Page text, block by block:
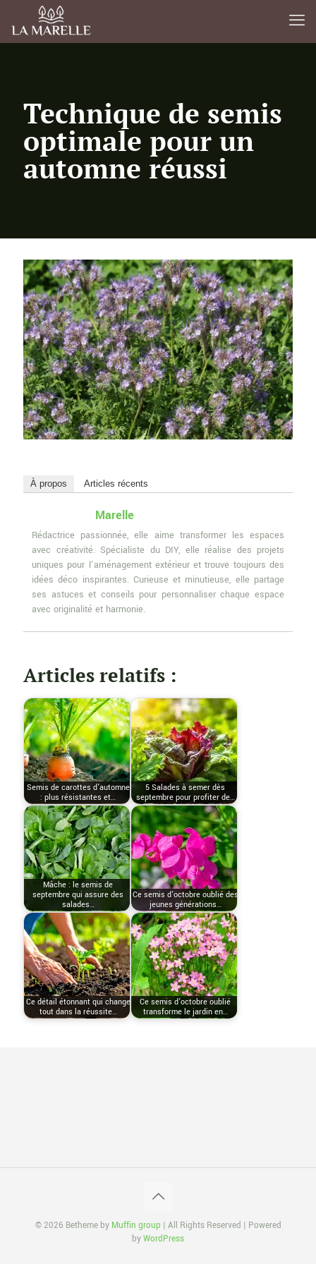
Technique de semis
optimale pour un
automne réussi
À propos Articles récents
Marelle
Rédactrice passionnée, elle aime transformer les espaces
avec créativité. Spécialiste du DIY, elle réalise des projets
uniques pour l'aménagement extérieur et trouve toujours des
idées déco inspirantes. Curieuse et minutieuse, elle partage
ses astuces et conseils pour personnaliser chaque espace
avec originalité et harmonie.
Articles relatifs :
Semis de carottes d’automne
: plus résistantes et…
5 Salades à semer dès
septembre pour profiter de…
Mâche : le semis de
septembre qui assure des
salades…
Ce semis d’octobre oublié des
jeunes générations…
Ce détail étonnant qui change
tout dans la réussite…
Ce semis d’octobre oublié
transforme le jardin en…
© 2026 Betheme by Muffin group | All Rights Reserved | Powered
byWordPress